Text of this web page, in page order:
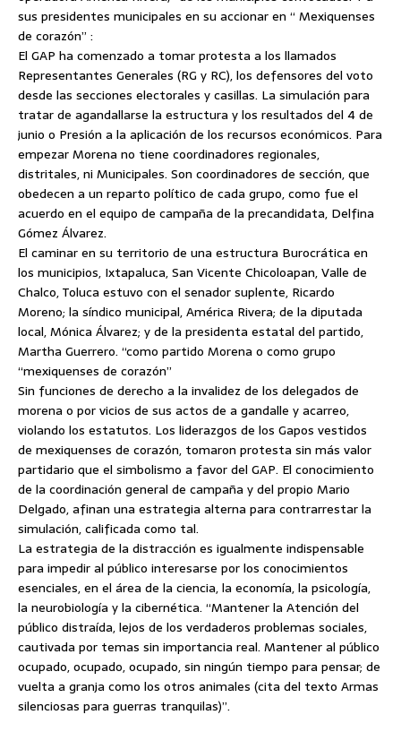
sus presidentes municipales en su accionar en “ Mexiquenses
de corazón” :
El GAP ha comenzado a tomar protesta a los llamados
Representantes Generales (RG y RC), los defensores del voto
desde las secciones electorales y casillas. La simulación para
tratar de agandallarse la estructura y los resultados del 4 de
junio o Presión a la aplicación de los recursos económicos. Para
empezar Morena no tiene coordinadores regionales,
distritales, ni Municipales. Son coordinadores de sección, que
obedecen a un reparto político de cada grupo, como fue el
acuerdo en el equipo de campaña de la precandidata, Delfina
Gómez Álvarez.
El caminar en su territorio de una estructura Burocrática en
los municipios, Ixtapaluca, San Vicente Chicoloapan, Valle de
Chalco, Toluca estuvo con el senador suplente, Ricardo
Moreno; la síndico municipal, América Rivera; de la diputada
local, Mónica Álvarez; y de la presidenta estatal del partido,
Martha Guerrero. “como partido Morena o como grupo
“mexiquenses de corazón”
Sin funciones de derecho a la invalidez de los delegados de
morena o por vicios de sus actos de a gandalle y acarreo,
violando los estatutos. Los liderazgos de los Gapos vestidos
de mexiquenses de corazón, tomaron protesta sin más valor
partidario que el simbolismo a favor del GAP. El conocimiento
de la coordinación general de campaña y del propio Mario
Delgado, afinan una estrategia alterna para contrarrestar la
simulación, calificada como tal.
La estrategia de la distracción es igualmente indispensable
para impedir al público interesarse por los conocimientos
esenciales, en el área de la ciencia, la economía, la psicología,
la neurobiología y la cibernética. “Mantener la Atención del
público distraída, lejos de los verdaderos problemas sociales,
cautivada por temas sin importancia real. Mantener al público
ocupado, ocupado, ocupado, sin ningún tiempo para pensar; de
vuelta a granja como los otros animales (cita del texto Armas
silenciosas para guerras tranquilas)”.